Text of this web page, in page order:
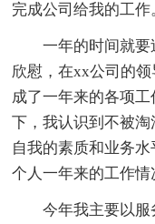
完成公司给我的工作
一年的时间就
欣慰，在xx公司的
成了一年来的各项
下，我认识到不被
自我的素质和业务
个人一年来的工作情
今年我主要以服